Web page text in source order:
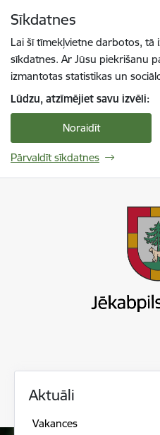
Sīkdatnes
Lai šī tīmekļvietne darbotos, tā
sīkdatnes. Ar Jūsu piekrišanu
izmantotas statistikas un
Lūdzu, atzīmējiet savu izvēli:
Noraidīt
Pārvaldīt sīkdatnes
Aktuāli
Vakances